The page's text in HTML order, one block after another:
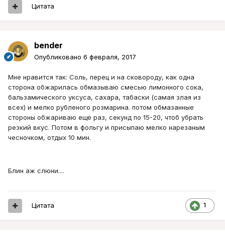
Цитата
bender
Опубликовано 6 февраля, 2017
Мне нравится так: Соль, перец и на сковороду, как одна
сторона обжарилась обмазываю смесью лимонного сока,
бальзамического уксуса, сахара, табаски (самая злая из
всех) и мелко рубленого розмарина. потом обмазанные
стороны обжариваю еще раз, секунд по 15-20, чтоб убрать
резкий вкус. Потом в фольгу и присыпаю мелко нарезаным
чесночком, отдых 10 мин.
Блин аж слюни....
1
Цитата